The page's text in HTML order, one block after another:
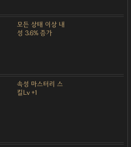
모든 상태 이상 내
성 3.6% 증가
속성 마스터리 스
킬Lv +1